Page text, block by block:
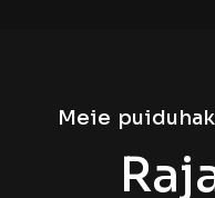
Meie